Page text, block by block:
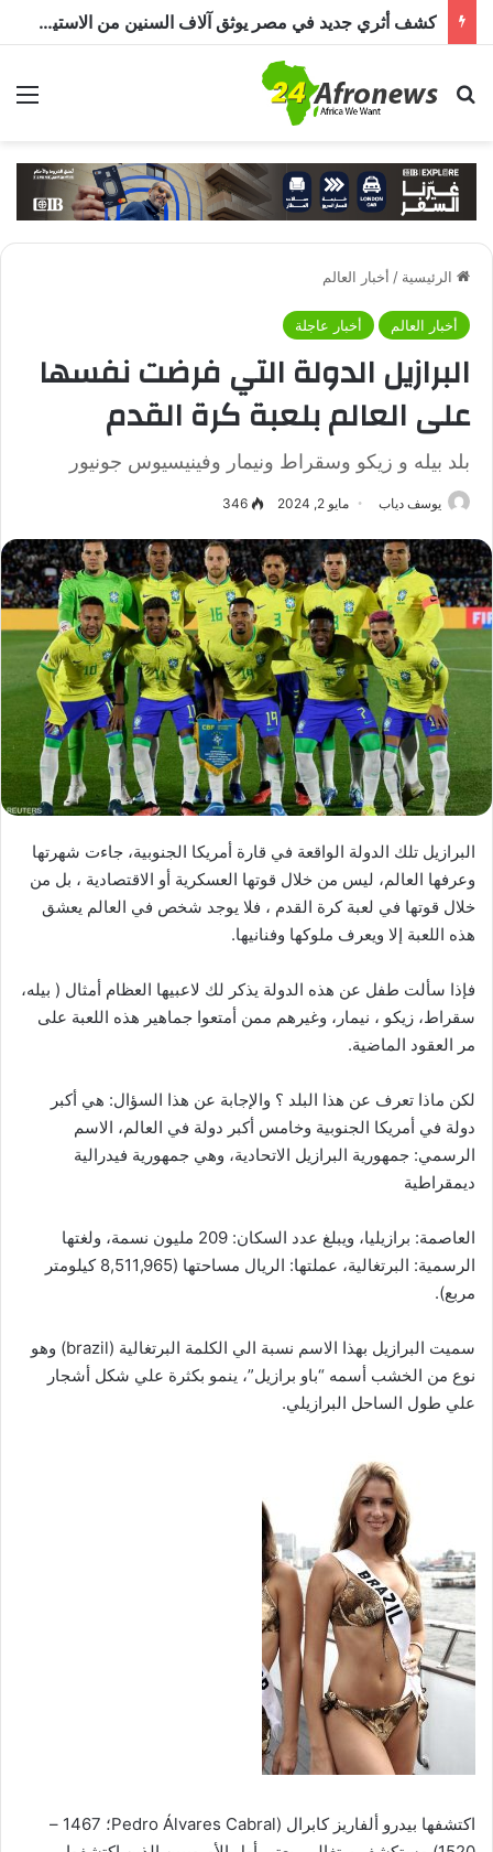
السفير دكتور محمد حجازي يكتب : جوزيه إدواردو دوس سانتوس… قائد أنغولا في مرحلة بناء الدولة وتعزيز الشراكة مع القاهرة
بحث عن
الرئيسية / أخبار العالم
أخبار العالم أخبار عاجلة
البرازيل الدولة التي فرضت نفسها
على العالم بلعبة كرة القدم
بلد بيله و زيكو وسقراط ونيمار وفينيسيوس جونيور
يوسف دياب مايو 2, 2024 346
البرازيل تلك الدولة الواقعة في قارة أمريكا الجنوبية، جاءت شهرتها
وعرفها العالم، ليس من خلال قوتها العسكرية أو الاقتصادية ، بل من
خلال قوتها في لعبة كرة القدم ، فلا يوجد شخص في العالم يعشق
هذه اللعبة إلا ويعرف ملوكها وفنانيها.
فإذا سألت طفل عن هذه الدولة يذكر لك لاعبيها العظام أمثال ( بيله،
سقراط، زيكو ، نيمار، وغيرهم ممن أمتعوا جماهير هذه اللعبة على
مر العقود الماضية.
لكن ماذا تعرف عن هذا البلد ؟ والإجابة عن هذا السؤال: هي أكبر
دولة في أمريكا الجنوبية وخامس أكبر دولة في العالم، الاسم
الرسمي: جمهورية البرازيل الاتحادية، وهي جمهورية فيدرالية
ديمقراطية
العاصمة: برازيليا، ويبلغ عدد السكان: 209 مليون نسمة، ولغتها
الرسمية: البرتغالية، عملتها: الريال مساحتها (8,511,965 كيلومتر
مربع).
سميت البرازيل بهذا الاسم نسبة الي الكلمة البرتغالية (brazil) وهو
نوع من الخشب أسمه “باو برازيل”، ينمو بكثرة علي شكل أشجار
علي طول الساحل البرازيلي.
اكتشفها بيدرو ألفاريز كابرال (Pedro Álvares Cabral؛ 1467 –